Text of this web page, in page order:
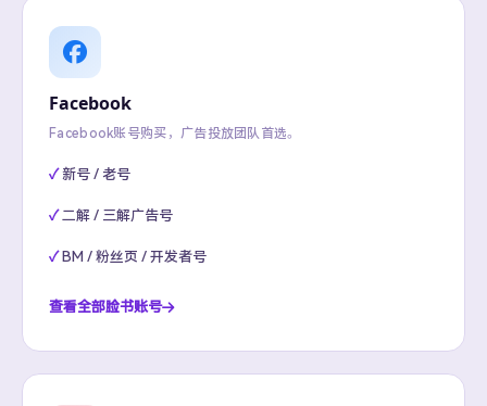
Facebook
Facebook账号购买，广告投放团队首选。
新号 / 老号
二解 / 三解广告号
BM / 粉丝页 / 开发者号
查看全部脸书账号